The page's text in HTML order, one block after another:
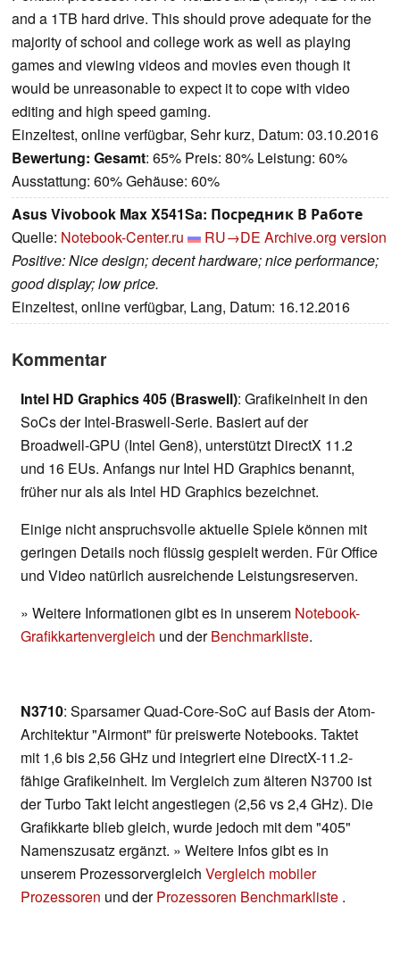
and a 1TB hard drive. This should prove adequate for the
majority of school and college work as well as playing
games and viewing videos and movies even though it
would be unreasonable to expect it to cope with video
editing and high speed gaming.
Einzeltest, online verfügbar, Sehr kurz, Datum: 03.10.2016
Bewertung: Gesamt: 65% Preis: 80% Leistung: 60%
Ausstattung: 60% Gehäuse: 60%
Asus Vivobook Max X541Sa: Посредник В Работе
Quelle: Notebook-Center.ru RU→DE Archive.org version
Positive: Nice design; decent hardware; nice performance;
good display; low price.
Einzeltest, online verfügbar, Lang, Datum: 16.12.2016
Kommentar
Intel HD Graphics 405 (Braswell): Grafikeinheit in den
SoCs der Intel-Braswell-Serie. Basiert auf der
Broadwell-GPU (Intel Gen8), unterstützt DirectX 11.2
und 16 EUs. Anfangs nur Intel HD Graphics benannt,
früher nur als als Intel HD Graphics bezeichnet.
Einige nicht anspruchsvolle aktuelle Spiele können mit
geringen Details noch flüssig gespielt werden. Für Office
und Video natürlich ausreichende Leistungsreserven.
» Weitere Informationen gibt es in unserem Notebook-
Grafikkartenvergleich und derBenchmarkliste.
N3710: Sparsamer Quad-Core-SoC auf Basis der Atom-
Architektur "Airmont" für preiswerte Notebooks. Taktet
mit 1,6 bis 2,56 GHz und integriert eine DirectX-11.2-
fähige Grafikeinheit. Im Vergleich zum älteren N3700 ist
der Turbo Takt leicht angestiegen (2,56 vs 2,4 GHz). Die
Grafikkarte blieb gleich, wurde jedoch mit dem "405"
Namenszusatz ergänzt. » Weitere Infos gibt es in
unserem Prozessorvergleich Vergleich mobiler
Prozessoren und derProzessoren Benchmarkliste .